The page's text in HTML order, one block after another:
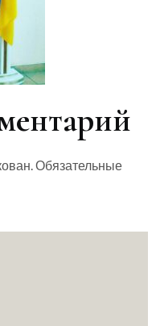
Обязательные